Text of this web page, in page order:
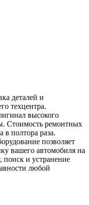
деталей и
техцентра.
высокого
Стоимость ремонтных
в полтора раза.
позволяет
вашего автомобиля на
поиск и устранение
любой